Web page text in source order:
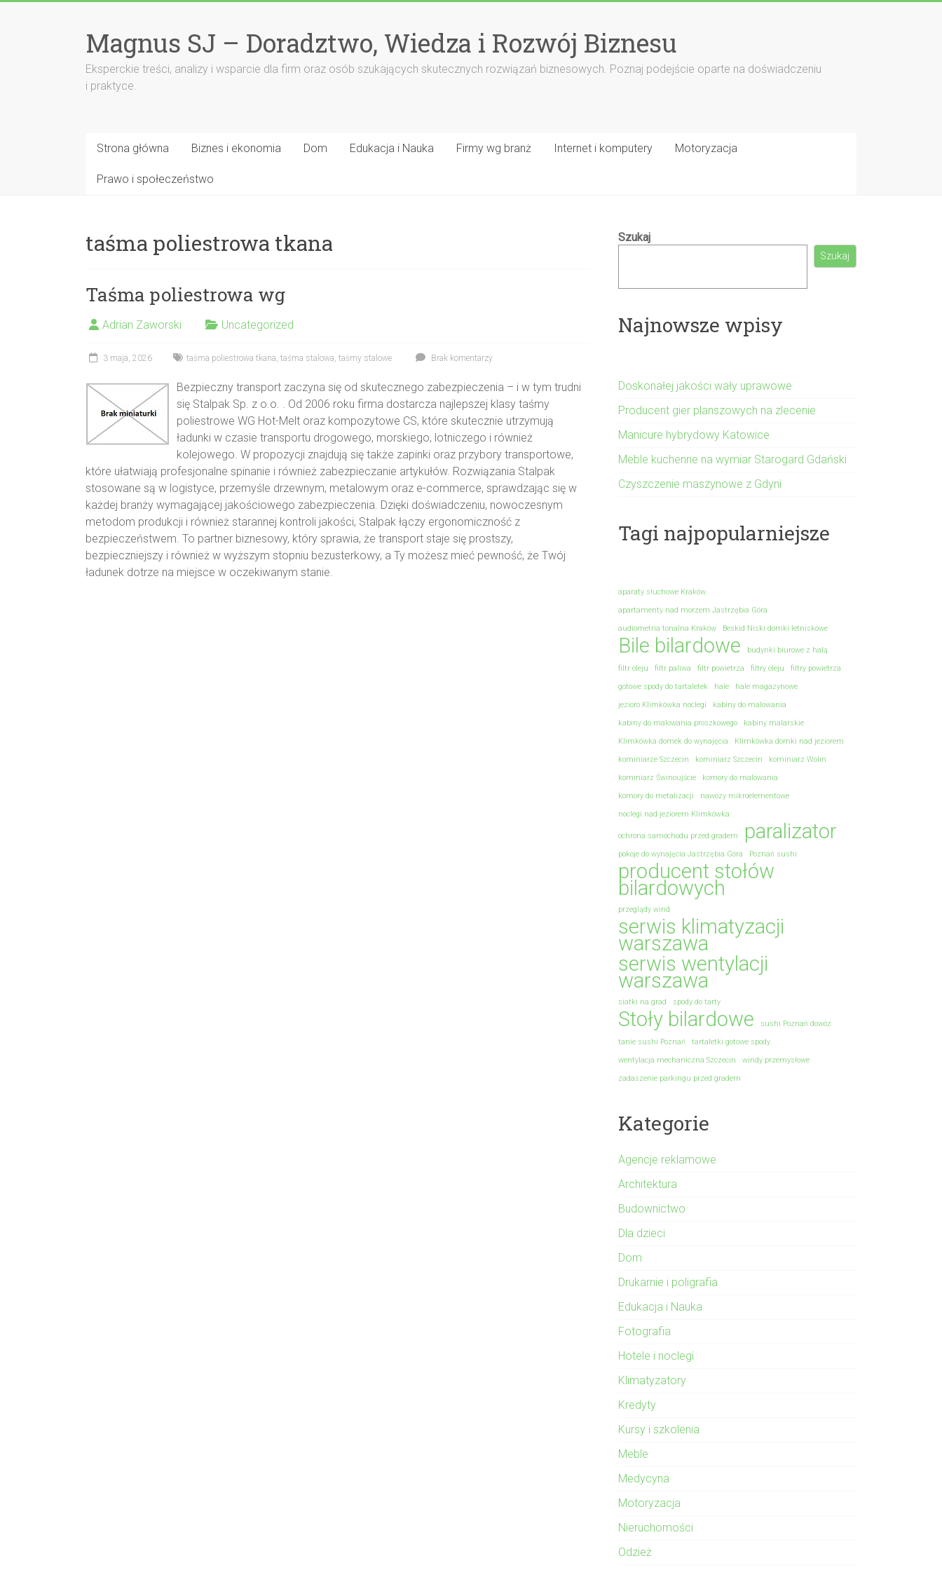
Magnus SJ – Doradztwo, Wiedza i Rozwój Biznesu
Eksperckie treści, analizy i wsparcie dla firm oraz osób szukających skutecznych rozwiązań biznesowych. Poznaj podejście oparte na doświadczeniu
i praktyce.
Strona główna Biznes i ekonomia Dom Edukacja i Nauka Firmy wg branż Internet i komputery Motoryzacja
Prawo i społeczeństwo
taśma poliestrowa tkana
Taśma poliestrowa wg
Adrian Zaworski Uncategorized
3 maja, 2026 taśma poliestrowa tkana, taśma stalowa, taśmy stalowe Brak komentarzy
Bezpieczny transport zaczyna się od skutecznego zabezpieczenia – i w tym trudni
się Stalpak Sp. z o.o. . Od 2006 roku firma dostarcza najlepszej klasy taśmy
poliestrowe WG Hot-Melt oraz kompozytowe CS, które skutecznie utrzymują
ładunki w czasie transportu drogowego, morskiego, lotniczego i również
kolejowego. W propozycji znajdują się także zapinki oraz przybory transportowe,
które ułatwiają profesjonalne spinanie i również zabezpieczanie artykułów. Rozwiązania Stalpak
stosowane są w logistyce, przemyśle drzewnym, metalowym oraz e-commerce, sprawdzając się w
każdej branży wymagającej jakościowego zabezpieczenia. Dzięki doświadczeniu, nowoczesnym
metodom produkcji i również starannej kontroli jakości, Stalpak łączy ergonomiczność z
bezpieczeństwem. To partner biznesowy, który sprawia, że transport staje się prostszy,
bezpieczniejszy i również w wyższym stopniu bezusterkowy, a Ty możesz mieć pewność, że Twój
ładunek dotrze na miejsce w oczekiwanym stanie.
Szukaj
Szukaj
Najnowsze wpisy
Doskonałej jakości wały uprawowe
Producent gier planszowych na zlecenie
Manicure hybrydowy Katowice
Meble kuchenne na wymiar Starogard Gdański
Czyszczenie maszynowe z Gdyni
Tagi najpopularniejsze
aparaty słuchowe Kraków
apartamenty nad morzem Jastrzębia Góra
audiometria tonalna Kraków
Beskid Niski domki letniskowe
Bile bilardowe
budynki biurowe z halą
filtr oleju
filtr paliwa filtr powietrza filtry oleju
filtry powietrza
gotowe spody do tartaletek
hale
hale magazynowe
jezioro Klimkówka noclegi
kabiny do malowania
kabiny do malowania proszkowego
kabiny malarskie
Klimkówka domek do wynajęcia
Klimkówka domki nad jeziorem
kominiarze Szczecin
kominiarz Szczecin
kominiarz Wolin
kominiarz Świnoujście
komory do malowania
komory do metalizacji
nawozy mikroelementowe
noclegi nad jeziorem Klimkówka
ochrona samochodu przed gradem paralizator
pokoje do wynajęcia Jastrzębia Góra Poznań sushi
producent stołów
bilardowych
przeglądy wind
serwis klimatyzacji
warszawa
serwis wentylacji
warszawa
siatki na grad spody do tarty
Stoły bilardowe
sushi Poznań dowóz
tanie sushi Poznań
tartaletki gotowe spody
wentylacja mechaniczna Szczecin
windy przemysłowe
zadaszenie parkingu przed gradem
Kategorie
Agencje reklamowe
Architektura
Budownictwo
Dla dzieci
Dom
Drukarnie i poligrafia
Edukacja i Nauka
Fotografia
Hotele i noclegi
Klimatyzatory
Kredyty
Kursy i szkolenia
Meble
Medycyna
Motoryzacja
Nieruchomości
Odzież